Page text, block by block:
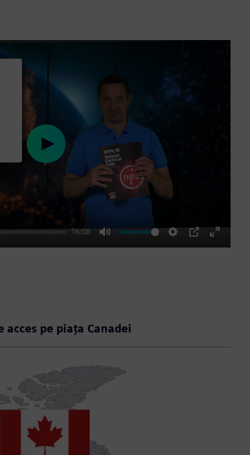
16:08
Mute Settings
PIP
Enter
Play
acces pe piața Canadei